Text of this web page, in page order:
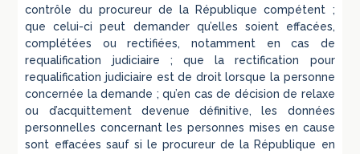
contrôle du procureur de la République compétent ;
que celui-ci peut demander qu’elles soient effacées,
complétées ou rectifiées, notamment en cas de
requalification judiciaire ; que la rectification pour
requalification judiciaire est de droit lorsque la personne
concernée la demande ; qu’en cas de décision de relaxe
ou d’acquittement devenue définitive, les données
personnelles concernant les personnes mises en cause
sont effacées sauf si le procureur de la République en